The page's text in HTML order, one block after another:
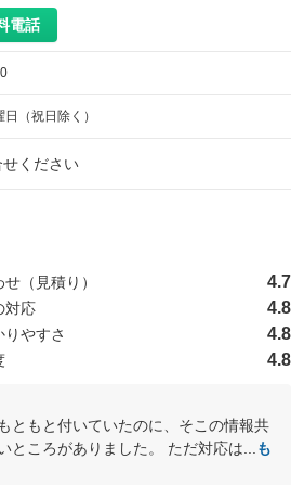
電話
（祝日除く）
ください
満点中）
（見積り） 4.7
対応 4.8
やすさ 4.8
4.8
ともと付いていたのに、そこの情報共
ところがありました。 ただ対応は...
も